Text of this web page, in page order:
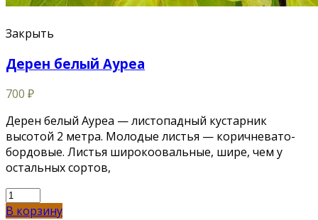
Закрыть
Дерен белый Ауреа
700 ₽
Дерен белый Ауреа — листопадный кустарник
высотой 2 метра. Молодые листья — коричневато-
бордовые. Листья широкоовальные, шире, чем у
остальных сортов,
В корзину